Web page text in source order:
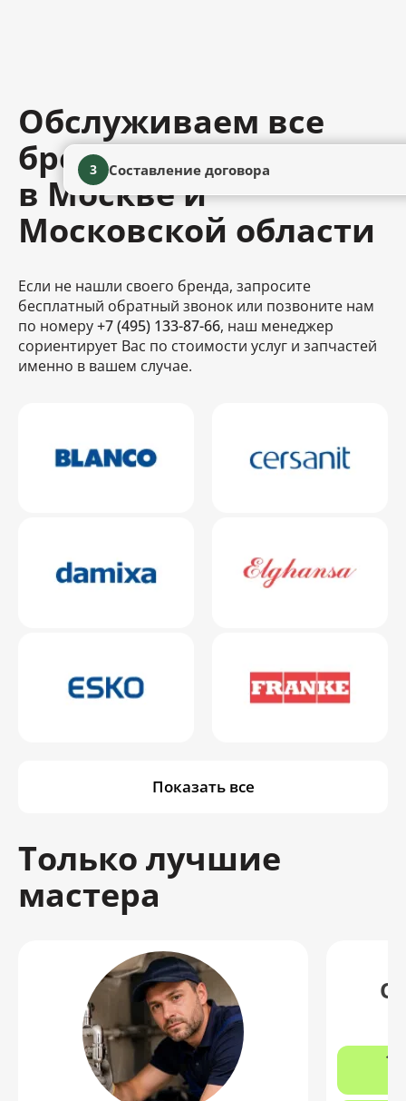
3 Составление договора
Обслуживаем все
бренды сантехники
в Москве и
Московской области
Если не нашли своего бренда, запросите
бесплатный обратный звонок или позвоните нам
по номеру+7 (495) 133-87-66, наш менеджер
сориентирует Вас по стоимости услуг и запчастей
именно в вашем случае.
Показать все
Только лучшие
мастера